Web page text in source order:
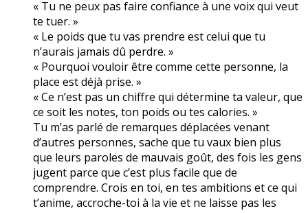
« Tu ne peux pas faire confiance à une voix qui veut
te tuer. »
« Le poids que tu vas prendre est celui que tu
n’aurais jamais dû perdre. »
« Pourquoi vouloir être comme cette personne, la
place est déjà prise. »
« Ce n’est pas un chiffre qui détermine ta valeur, que
ce soit les notes, ton poids ou tes calories. »
Tu m’as parlé de remarques déplacées venant
d’autres personnes, sache que tu vaux bien plus
que leurs paroles de mauvais goût, des fois les gens
jugent parce que c’est plus facile que de
comprendre. Crois en toi, en tes ambitions et ce qui
t’anime, accroche-toi à la vie et ne laisse pas les